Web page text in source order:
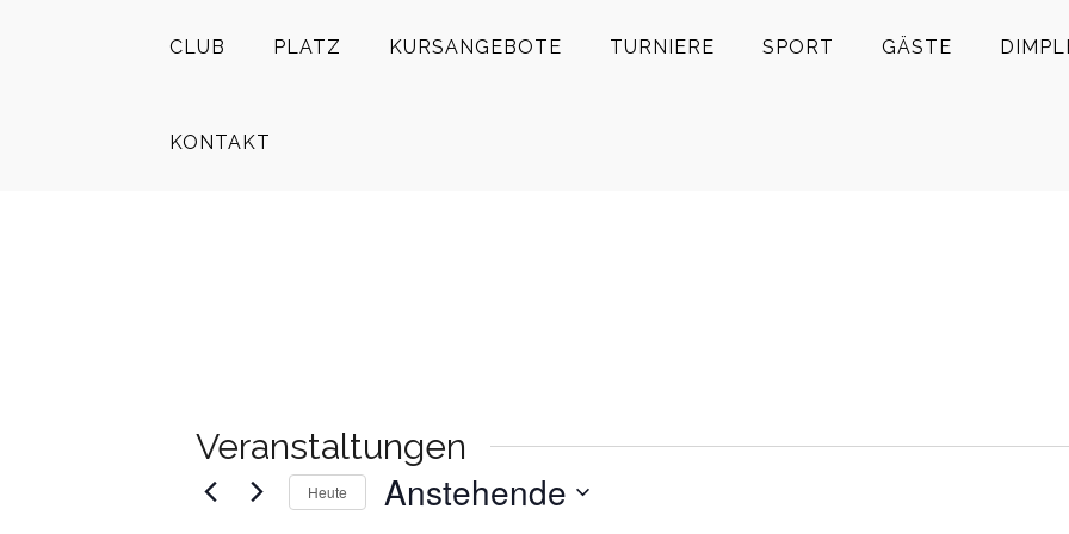
CLUB PLATZ KURSANGEBOTE TURNIERE SPORT GÄSTE
KONTAKT
Veranstaltungen
Heute Anstehende